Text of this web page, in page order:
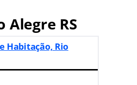
Alegre RS
Habitação, Rio